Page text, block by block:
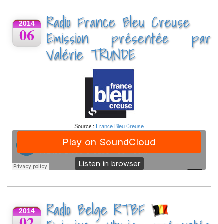
2014
06
Radio France Bleu Creuse
Emission présentée par
Valérie TRUNDE
Source : France Bleu Creuse
2014 Radio Belge RTBF